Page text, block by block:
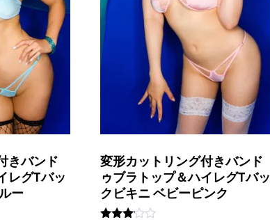
きバンド
レグTバッ
ー
変形カットリング付きバンド
ゥブラトップ＆ハイレグTバッ
クビキニ ベビーピンク